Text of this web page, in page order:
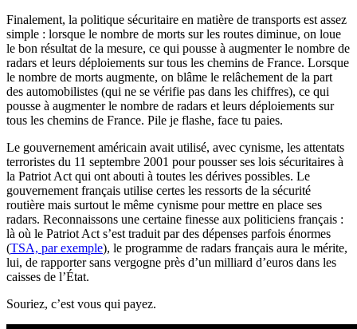
Finalement, la politique sécuritaire en matière de transports est assez
simple : lorsque le nombre de morts sur les routes diminue, on loue
le bon résultat de la mesure, ce qui pousse à augmenter le nombre de
radars et leurs déploiements sur tous les chemins de France. Lorsque
le nombre de morts augmente, on blâme le relâchement de la part
des automobilistes (qui ne se vérifie pas dans les chiffres), ce qui
pousse à augmenter le nombre de radars et leurs déploiements sur
tous les chemins de France. Pile je flashe, face tu paies.
Le gouvernement américain avait utilisé, avec cynisme, les attentats
terroristes du 11 septembre 2001 pour pousser ses lois sécuritaires à
la Patriot Act qui ont abouti à toutes les dérives possibles. Le
gouvernement français utilise certes les ressorts de la sécurité
routière mais surtout le même cynisme pour mettre en place ses
radars. Reconnaissons une certaine finesse aux politiciens français :
là où le Patriot Act s’est traduit par des dépenses parfois énormes
(TSA, par exemple), le programme de radars français aura le mérite,
lui, de rapporter sans vergogne près d’un milliard d’euros dans les
caisses de l’État.
Souriez, c’est vous qui payez.